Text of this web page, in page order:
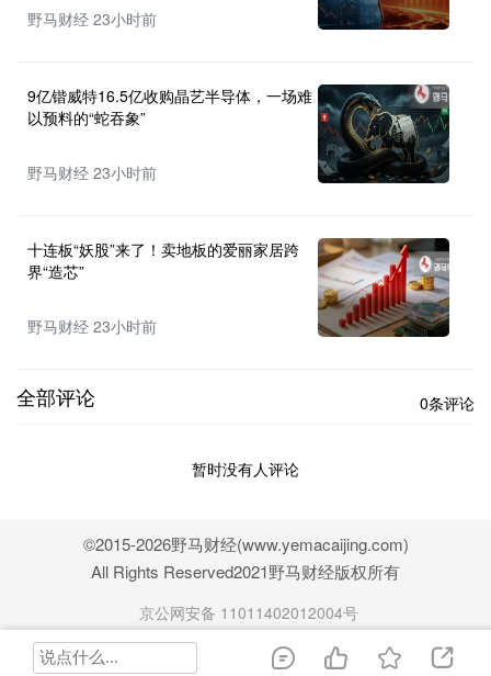
野马财经 23小时前
9亿锴威特16.5亿收购晶艺半导体，一场难
以预料的“蛇吞象”
野马财经 23小时前
十连板“妖股”来了！卖地板的爱丽家居跨
界“造芯”
野马财经 23小时前
全部评论 0条评论
暂时没有人评论
©2015-2026野马财经(www.yemacaijing.com)
All Rights Reserved2021野马财经版权所有
京公网安备 11011402012004号
京ICP备18020594号-2